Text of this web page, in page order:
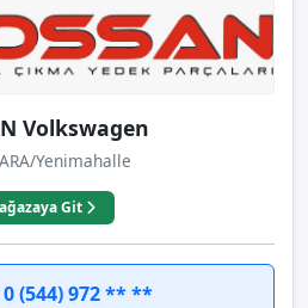
Volkswagen
Yenimahalle
Git
0 (544) 972 ** **